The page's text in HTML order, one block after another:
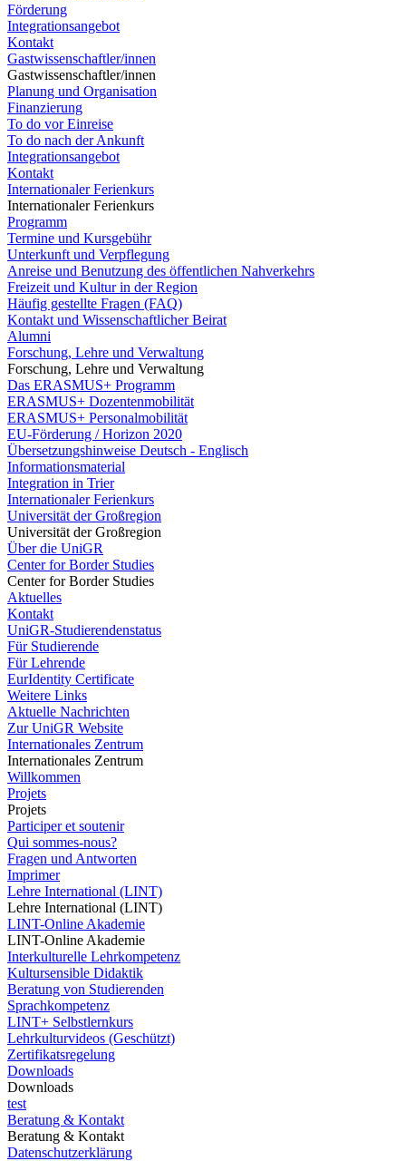
Förderung
Integrationsangebot
Kontakt
Gastwissenschaftler/innen
Gastwissenschaftler/innen
Planung und Organisation
Finanzierung
To do vor Einreise
To do nach der Ankunft
Integrationsangebot
Kontakt
Internationaler Ferienkurs
Internationaler Ferienkurs
Programm
Termine und Kursgebühr
Unterkunft und Verpflegung
Anreise und Benutzung des öffentlichen Nahverkehrs
Freizeit und Kultur in der Region
Häufig gestellte Fragen (FAQ)
Kontakt und Wissenschaftlicher Beirat
Alumni
Forschung, Lehre und Verwaltung
Forschung, Lehre und Verwaltung
Das ERASMUS+ Programm
ERASMUS+ Dozentenmobilität
ERASMUS+ Personalmobilität
EU-Förderung / Horizon 2020
Übersetzungshinweise Deutsch - Englisch
Informationsmaterial
Integration in Trier
Internationaler Ferienkurs
Universität der Großregion
Universität der Großregion
Über die UniGR
Center for Border Studies
Center for Border Studies
Aktuelles
Kontakt
UniGR-Studierendenstatus
Für Studierende
Für Lehrende
EurIdentity Certificate
Weitere Links
Aktuelle Nachrichten
Zur UniGR Website
Internationales Zentrum
Internationales Zentrum
Willkommen
Projets
Projets
Participer et soutenir
Qui sommes-nous?
Fragen und Antworten
Imprimer
Lehre International (LINT)
Lehre International (LINT)
LINT-Online Akademie
LINT-Online Akademie
Interkulturelle Lehrkompetenz
Kultursensible Didaktik
Beratung von Studierenden
Sprachkompetenz
LINT+ Selbstlernkurs
Lehrkulturvideos (Geschützt)
Zertifikatsregelung
Downloads
Downloads
test
Beratung & Kontakt
Beratung & Kontakt
Datenschutzerklärung